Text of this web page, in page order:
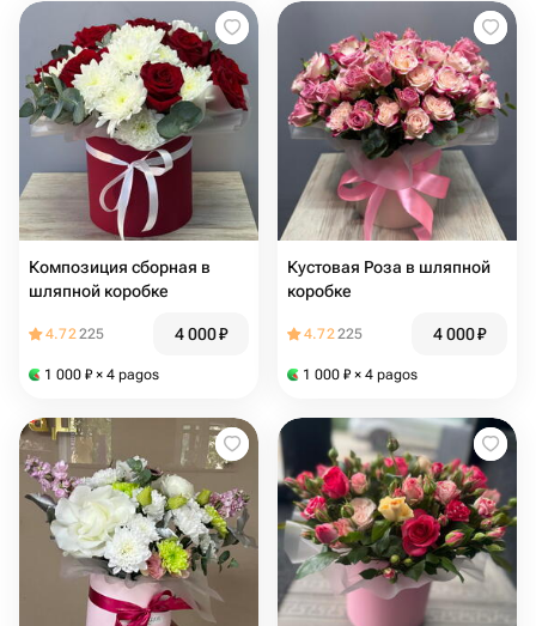
Композиция сборная в
шляпной коробке
4.72225 4 000₽
1 000 ₽ × 4 pagos
Кустовая Роза в шляпной
коробке
4.72225 4 000₽
1 000 ₽ × 4 pagos